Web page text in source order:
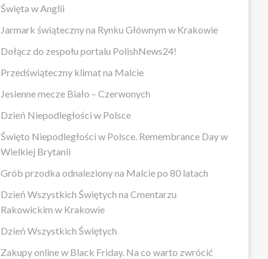
Święta w Anglii
Jarmark świąteczny na Rynku Głównym w Krakowie
Dołącz do zespołu portalu PolishNews24!
Przedświąteczny klimat na Malcie
Jesienne mecze Biało – Czerwonych
Dzień Niepodległości w Polsce
Święto Niepodległości w Polsce. Remembrance Day w
Wielkiej Brytanii
Grób przodka odnaleziony na Malcie po 80 latach
Dzień Wszystkich Świętych na Cmentarzu
Rakowickim w Krakowie
Dzień Wszystkich Świętych
Zakupy online w Black Friday. Na co warto zwrócić